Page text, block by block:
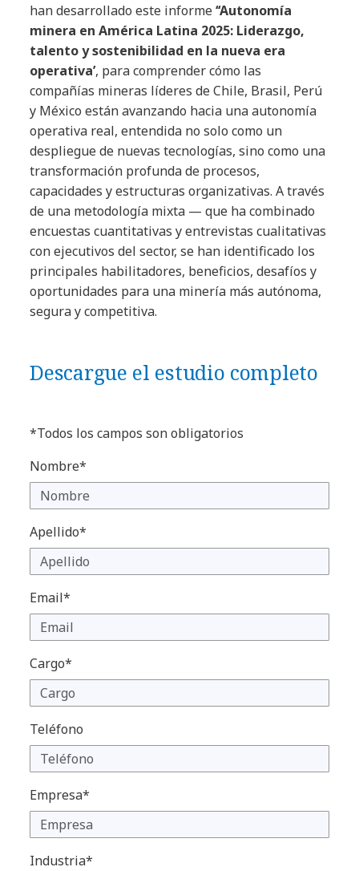
han desarrollado este informe‘‘Autonomía
minera en América Latina 2025: Liderazgo,
talento y sostenibilidad en la nueva era
operativa’, para comprender cómo las
compañías mineras líderes de Chile, Brasil, Perú
y México están avanzando hacia una autonomía
operativa real, entendida no solo como un
despliegue de nuevas tecnologías, sino como una
transformación profunda de procesos,
capacidades y estructuras organizativas. A través
de una metodología mixta — que ha combinado
encuestas cuantitativas y entrevistas cualitativas
con ejecutivos del sector, se han identificado los
principales habilitadores, beneficios, desafíos y
oportunidades para una minería más autónoma,
segura y competitiva.
Descargue el estudio completo
*Todos los campos son obligatorios
Nombre*
Apellido*
Email*
Cargo*
Teléfono
Empresa*
Industria*